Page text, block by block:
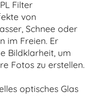
Filter
von
Schnee oder
im Freien. Er
Bildklarheit, um